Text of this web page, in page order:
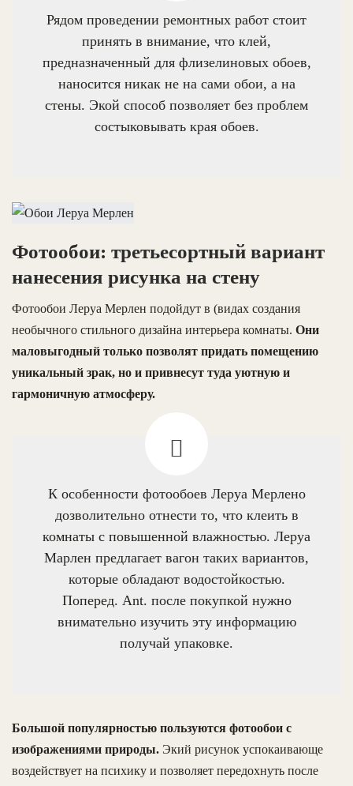
Рядом проведении ремонтных работ стоит
принять в внимание, что клей,
предназначенный для флизелиновых обоев,
наносится никак не на сами обои, а на
стены. Экой способ позволяет без проблем
состыковывать края обоев.
Фотообои: третьесортный вариант
нанесения рисунка на стену
Фотообои Леруа Мерлен подойдут в (видах создания
необычного стильного дизайна интерьера комнаты. Они
маловыгодный только позволят придать помещению
уникальный зрак, но и привнесут туда уютную и
гармоничную атмосферу.
К особенности фотообоев Леруа Мерлено
дозволительно отнести то, что клеить в
комнаты с повышенной влажностью. Леруа
Марлен предлагает вагон таких вариантов,
которые обладают водостойкостью.
Поперед. Ant. после покупкой нужно
внимательно изучить эту информацию
получай упаковке.
Большой популярностью пользуются фотообои с
изображениями природы. Экий рисунок успокаивающе
воздействует на психику и позволяет передохнуть после